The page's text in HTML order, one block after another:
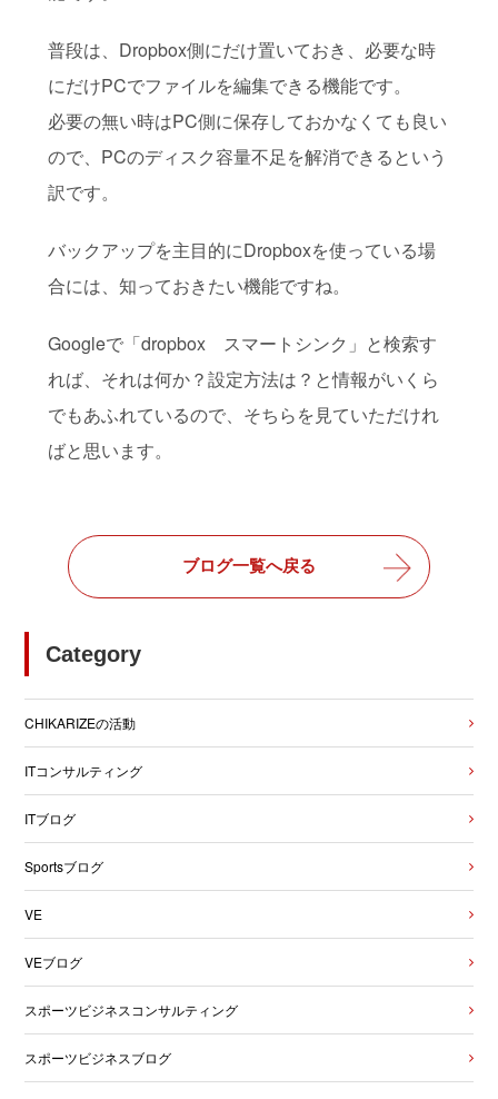
普段は、Dropbox側にだけ置いておき、必要な時
にだけPCでファイルを編集できる機能です。
必要の無い時はPC側に保存しておかなくても良い
ので、PCのディスク容量不足を解消できるという
訳です。
バックアップを主目的にDropboxを使っている場
合には、知っておきたい機能ですね。
Googleで「dropbox スマートシンク」と検索す
れば、それは何か？設定方法は？と情報がいくら
でもあふれているので、そちらを見ていただけれ
ばと思います。
ブログ一覧へ戻る
Category
CHIKARIZEの活動
ITコンサルティング
ITブログ
Sportsブログ
VE
VEブログ
スポーツビジネスコンサルティング
スポーツビジネスブログ